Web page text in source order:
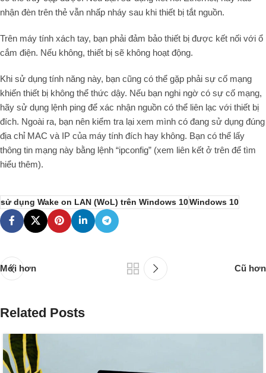
nhận đèn trên thẻ vẫn nhấp nháy sau khi thiết bị tắt nguồn.
Trên máy tính xách tay, bạn phải đảm bảo thiết bị được kết nối với ổ
cắm điện. Nếu không, thiết bị sẽ không hoạt động.
Khi sử dụng tính năng này, bạn cũng có thể gặp phải sự cố mạng
khiến thiết bị không thể thức dậy. Nếu bạn nghi ngờ có sự cố mạng,
hãy sử dụng lệnh ping để xác nhận nguồn có thể liên lạc với thiết bị
đích. Ngoài ra, bạn nên kiểm tra lại xem mình có đang sử dụng đúng
địa chỉ MAC và IP của máy tính đích hay không. Bạn có thể lấy
thông tin mạng này bằng lệnh “ipconfig” (xem liên kết ở trên để tìm
hiểu thêm).
sử dụng Wake on LAN (WoL) trên Windows 10Windows 10
Mới hơn Cũ hơn
Related Posts